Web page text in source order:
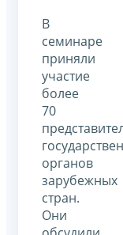
В
семинаре
приняли
участие
более
70
органов
зарубежных
стран.
Они